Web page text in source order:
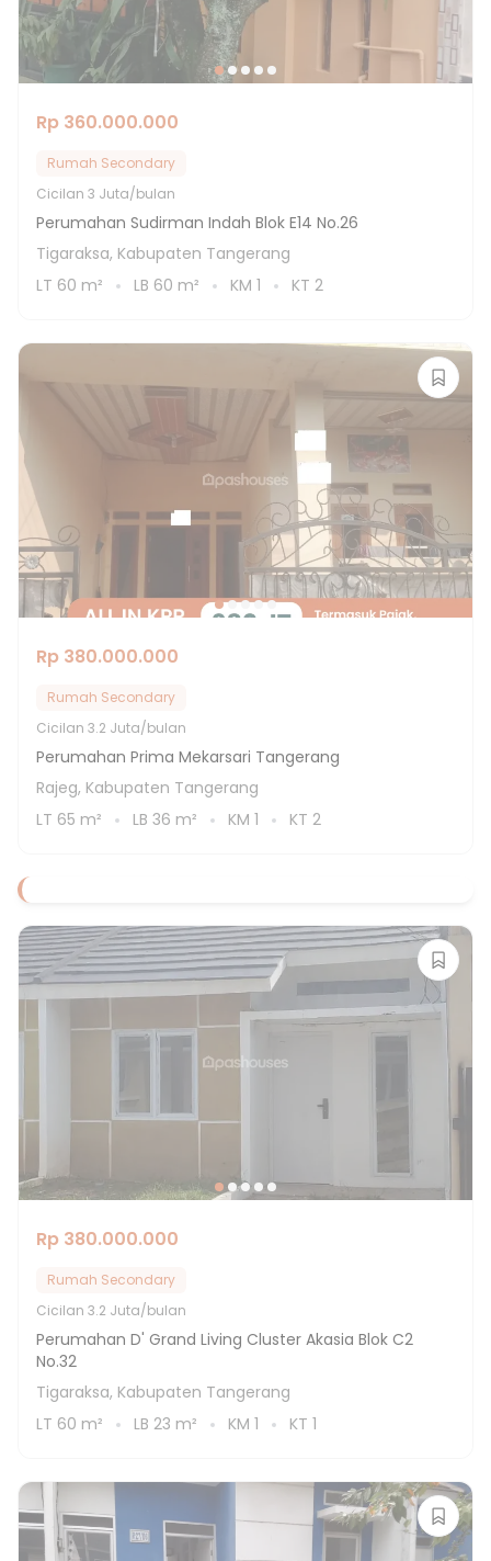
Rp 360.000.000
Rumah Secondary
Cicilan 3 Juta/bulan
Perumahan Sudirman Indah Blok E14 No.26
Tigaraksa, Kabupaten Tangerang
LT 60 m² LB 60 m² KM 1 KT 2
Rp 380.000.000
Rumah Secondary
Cicilan 3.2 Juta/bulan
Perumahan Prima Mekarsari Tangerang
Rajeg, Kabupaten Tangerang
LT 65 m² LB 36 m² KM 1 KT 2
Rp 380.000.000
Rumah Secondary
Cicilan 3.2 Juta/bulan
Perumahan D' Grand Living Cluster Akasia Blok C2
No.32
Tigaraksa, Kabupaten Tangerang
LT 60 m² LB 23 m² KM 1 KT 1